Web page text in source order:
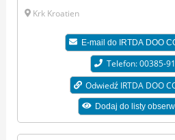
Krk Kroatien
E-mail do IRTDA DOO
Telefon: 00385-
Odwiedź IRTDA DOO
Dodaj do listy